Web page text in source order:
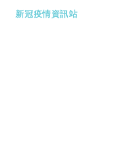
新冠疫情資訊站